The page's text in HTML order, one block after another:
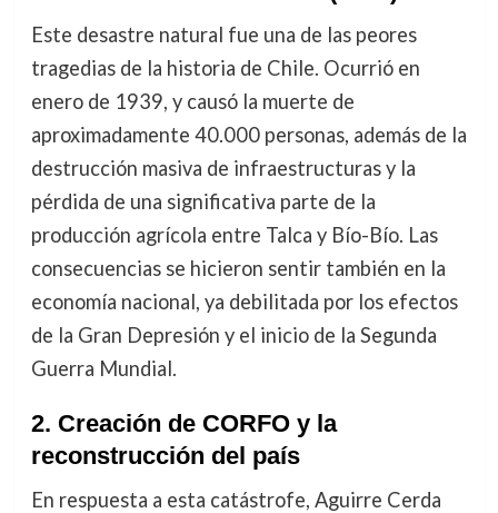
Este desastre natural fue una de las peores
tragedias de la historia de Chile. Ocurrió en
enero de 1939, y causó la muerte de
aproximadamente 40.000 personas, además de la
destrucción masiva de infraestructuras y la
pérdida de una significativa parte de la
producción agrícola entre Talca y Bío-Bío. Las
consecuencias se hicieron sentir también en la
economía nacional, ya debilitada por los efectos
de la Gran Depresión y el inicio de la Segunda
Guerra Mundial.
2. Creación de CORFO y la
reconstrucción del país
En respuesta a esta catástrofe, Aguirre Cerda